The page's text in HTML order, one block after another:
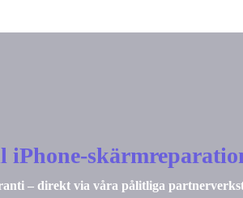
iPhone-
– direkt via våra pålitliga